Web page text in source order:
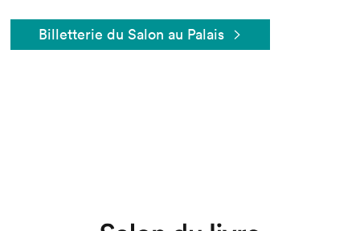
Billetterie du Salon au Palais